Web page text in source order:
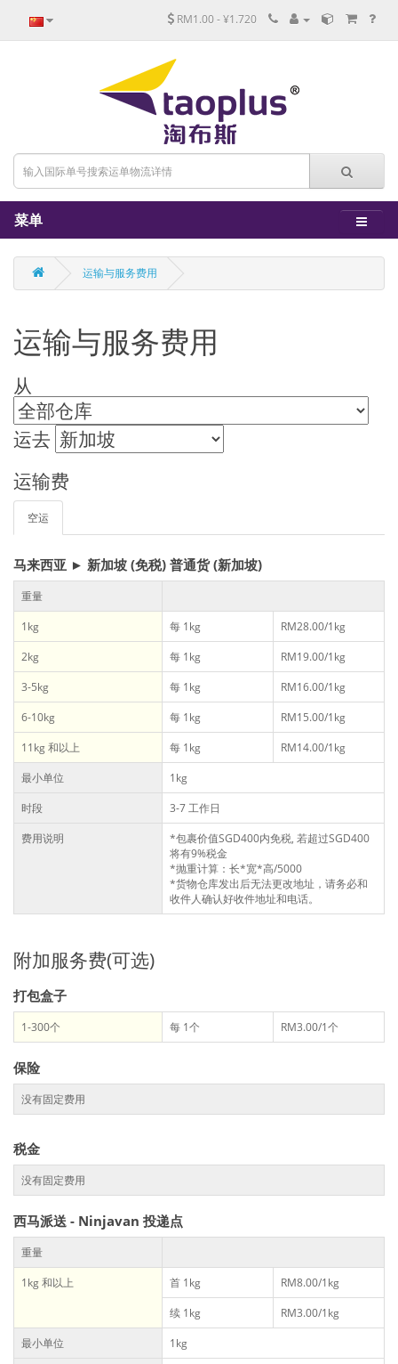
RM1.00 - ¥1.720
菜单
运输与服务费用
运输与服务费用
从
运去
运输费
空运
马来西亚 ► 新加坡 (免税) 普通货 (新加坡)
重量
1kg
每 1kg
RM28.00/1kg
2kg
每 1kg
RM19.00/1kg
3-5kg
每 1kg
RM16.00/1kg
6-10kg
每 1kg
RM15.00/1kg
11kg 和以上
每 1kg
RM14.00/1kg
最小单位
1kg
时段
3-7 工作日
费用说明
*包裹价值SGD400内免税, 若超过SGD400
将有9%税金
*抛重计算：长*宽*高/5000
*货物仓库发出后无法更改地址，请务必和
收件人确认好收件地址和电话。
附加服务费(可选)
打包盒子
1-300个 每 1个 RM3.00/1个
保险
没有固定费用
税金
没有固定费用
西马派送 - Ninjavan 投递点
重量
1kg 和以上
首 1kg
RM8.00/1kg
续 1kg
RM3.00/1kg
最小单位
1kg